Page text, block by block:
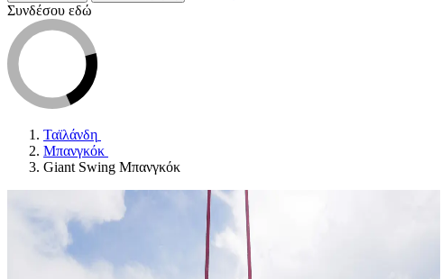
Συνδέσου εδώ
Ταϊλάνδη
Μπανγκόκ
Giant Swing Μπανγκόκ